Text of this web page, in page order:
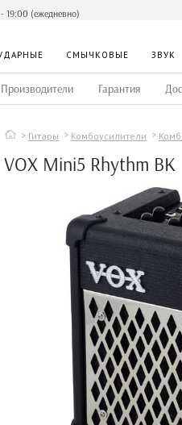
19:00 (ежедневно)
СМЫЧКОВЫЕ ЗВУК
Производители Гарантия
Гитары Комбоусилители
VOX Mini5 Rhythm BK